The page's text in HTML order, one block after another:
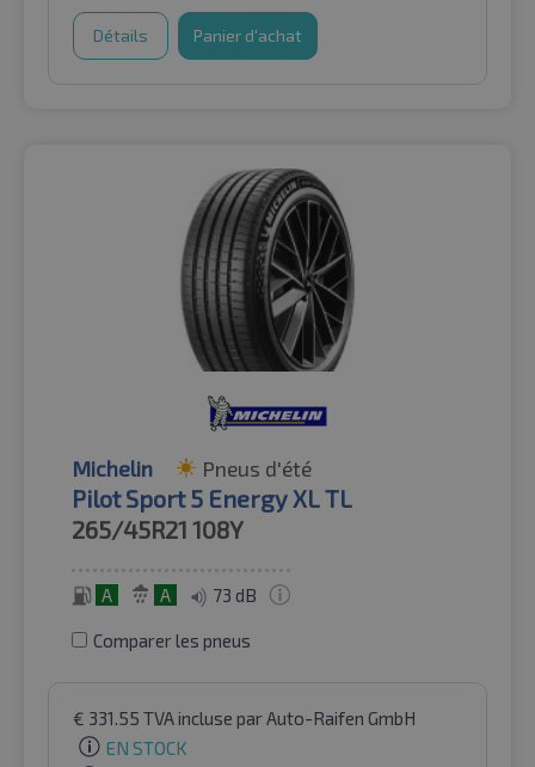
Détails Panier d'achat
Michelin Pneus d'été
Pilot Sport 5 Energy XL TL
265/45R21 108Y
A A 73 dB
Comparer les pneus
€ 331.55 TVA incluse par Auto-Raifen GmbH
EN STOCK